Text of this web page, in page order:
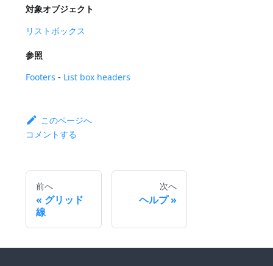
対象オブジェクト
リストボックス
参照
Footers - List box headers
このページへ
コメントする
前へ
グリッド
線
次へ
ヘルプ